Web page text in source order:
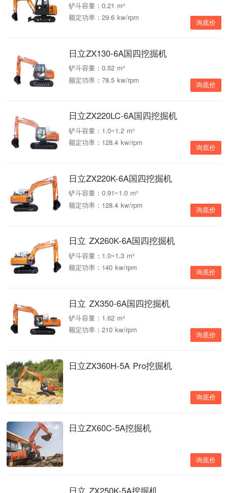
铲斗容量：0.21 m³
额定功率：29.6 kw/rpm
询底价
日立ZX130-6A国四挖掘机
铲斗容量：0.52 m³
额定功率：78.5 kw/rpm
询底价
日立ZX220LC-6A国四挖掘机
铲斗容量：1.0~1.2 m³
额定功率：128.4 kw/rpm
询底价
日立ZX220K-6A国四挖掘机
铲斗容量：0.91~1.0 m³
额定功率：128.4 kw/rpm
询底价
日立 ZX260K-6A国四挖掘机
铲斗容量：1.0~1.3 m³
额定功率：140 kw/rpm
询底价
日立 ZX350-6A国四挖掘机
铲斗容量：1.62 m³
额定功率：210 kw/rpm
询底价
日立ZX360H-5A Pro挖掘机
询底价
日立ZX60C-5A挖掘机
询底价
日立 ZX250K-5A挖掘机